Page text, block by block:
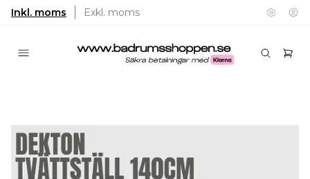
Inkl. moms Exkl. moms